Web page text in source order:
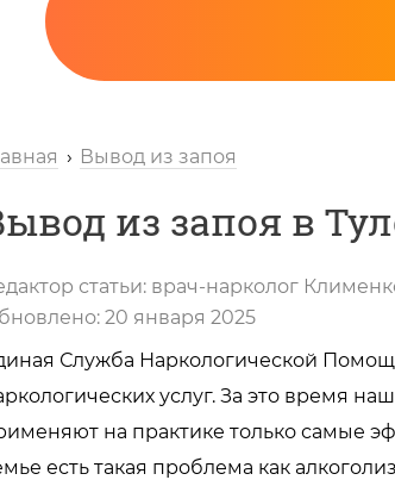
Вызов нарколога
Вывод из запоя
из запоя в
статьи: врач-нарколог
20 января 2025
Служба Наркологической
услуг. За это время
на практике только самые
есть такая проблема как